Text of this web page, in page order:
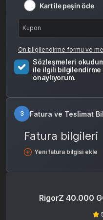
Kart ile peşin öde
Ön bilgilendirme formu ve
Sözleşmeleri
ile ilgili bilgilendirme
onaylıyorum.
3 Fatura ve Teslimat
Fatura bilgileri
Yeni fatura bilgisi ekle
RigorZ 40.000